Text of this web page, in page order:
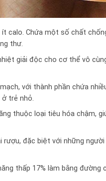
calo. Chứa một số chất
thư.
giải độc cho cơ thể vô
với thành phần chứa
trẻ nhỏ.
thuộc loại tiêu hóa chậm,
rượu, đặc biệt với những
thấp 17% làm bằng